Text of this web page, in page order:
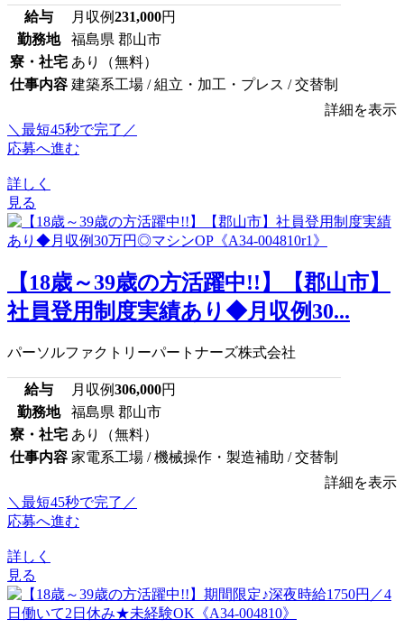
給与 月収例231,000円
勤務地
福島県 郡山市
寮・社宅 あり（無料）
仕事内容 建築系工場 / 組立・加工・プレス / 交替制
詳細を表示
＼最短45秒で完了／
応募へ進む
詳しく
見る
【18歳～39歳の方活躍中!!】【郡山市】
社員登用制度実績あり◆月収例30...
パーソルファクトリーパートナーズ株式会社
給与 月収例306,000円
勤務地
福島県 郡山市
寮・社宅 あり（無料）
仕事内容 家電系工場 / 機械操作・製造補助 / 交替制
詳細を表示
＼最短45秒で完了／
応募へ進む
詳しく
見る